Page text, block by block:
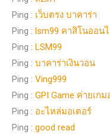
Ping : เว็บตรง บาคาร่า
Ping : lsm99 คาสิโนออน
Ping : LSM99
Ping : บาคาร่าเงินวอน
Ping : Ving999
Ping : GPI Game ค่ายเก
Ping : อะไหล่มอเตอร์
Ping : good read